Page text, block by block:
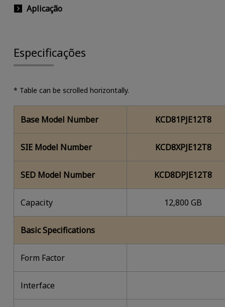
Aplicação
Especificações
* Table can be scrolled horizontally.
Base Model Number KCD81PJE12T8
SIE Model Number KCD8XPJE12T8
SED Model Number KCD8DPJE12T8
Capacity 12,800 GB
Basic Specifications
Form Factor
lnterface